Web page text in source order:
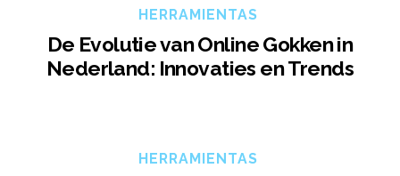
HERRAMIENTAS
De Evolutie van Online Gokken in
Nederland: Innovaties en Trends
HERRAMIENTAS